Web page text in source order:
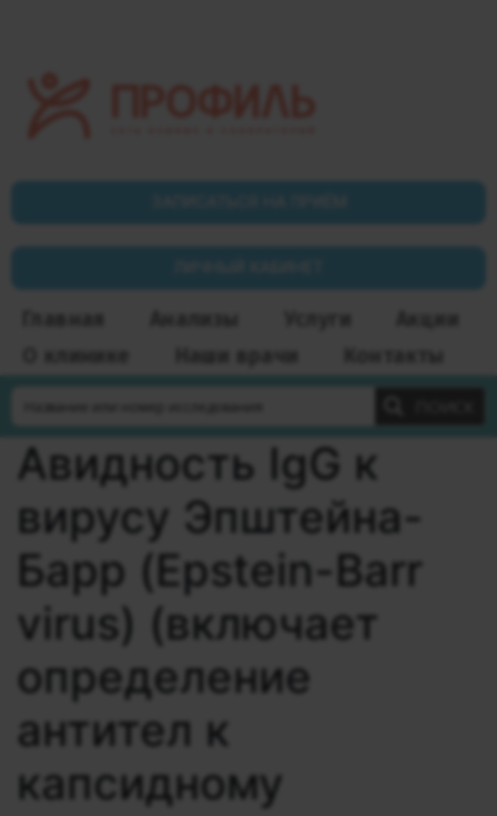
Главная Анализы Услуги
Акции
О клинике
Наши врачи Контакты
Авидность IgG к
вирусу Эпштейна-
Барр (Epstein-Barr
virus) (включает
определение
антител к
капсидному